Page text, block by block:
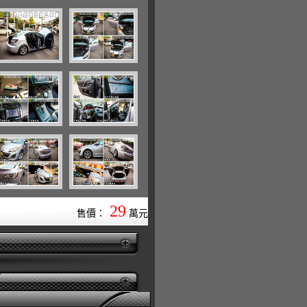
售價： 29 萬元